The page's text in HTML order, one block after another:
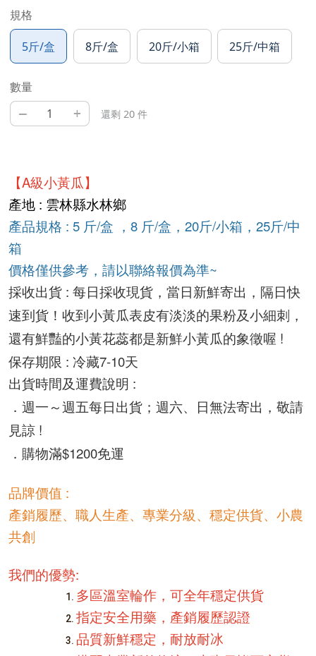
規格
5斤/盒 8斤/盒 20斤/小箱 25斤/中箱
數量
– + 還剩 20 件
【A級小黃瓜】
產地 : 雲林縣水林鄉
產品規格 : 5 斤/盒 ， 8 斤/盒，20斤/小箱，25斤/中
箱
價格僅供參考，請以聯絡報價為準~
採收出貨 : 每日採收現貨，當日新鮮寄出，隔日快
速到貨！收到小黃瓜表皮有淡淡的果粉及小細刺，
還有鮮豔的小黃花蕊都是新鮮小黃瓜的象徵喔 !
保存期限 : 冷藏7-10天
出貨時間及運費說明 :
． 週一～週五每日出貨； 週六、日無法寄出，敬請
見諒 !
．購物滿$1200免運
品牌價值 :
產銷履歷、職人生產、專業分級、穩定供貨、小農
共創
我們的優勢:
多區溫室輪作，可全年穩定供貨
指定安全用藥，產銷履歷認證
品質新鮮穩定，耐放耐冰